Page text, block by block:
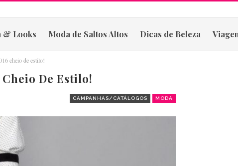
& Looks Moda de Saltos Altos Dicas de Beleza
cheio de estilo!
De Estilo!
CAMPANHAS/CATÁLOGOS MODA